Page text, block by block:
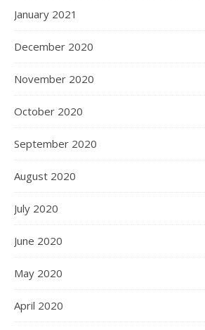
January 2021
December 2020
November 2020
October 2020
September 2020
August 2020
July 2020
June 2020
May 2020
April 2020